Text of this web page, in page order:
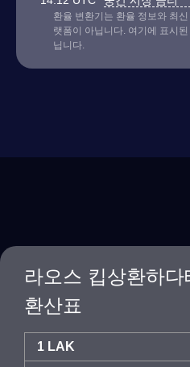
환율 변환기는 환율 정보와 최
랫폼이 아닙니다. 여기에 표시
닙니다.
라오스 킵상환하
환산표
1 LAK